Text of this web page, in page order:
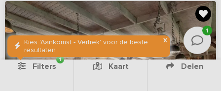
X
Kies 'Aankomst - Vertrek' voor de beste
resultaten
1
Filters
1
Kaart Delen